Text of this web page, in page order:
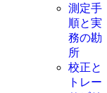
測定手
順と実
務の勘
所
校正と
トレー